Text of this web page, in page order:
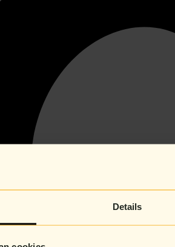
Details